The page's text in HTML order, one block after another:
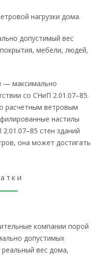
нагрузки дома.
допустимый вес
мебели, людей,
— максимально
со СНиП 2.01.07–85.
расчетным ветровым
настилы
стен зданий
она может достигать
компании порой
допустимых
вес дома,